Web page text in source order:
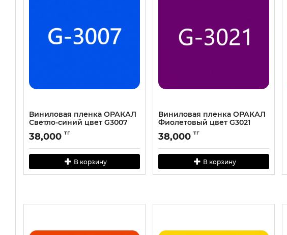
Виниловая пленка ОРАКАЛ
Светло-cиний цвет G3007
38,000 тг
В корзину
Виниловая пленка ОРАКАЛ
Фиолетовый цвет G3021
38,000 тг
В корзину